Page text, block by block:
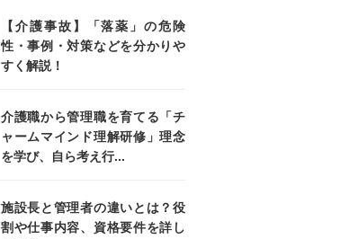
【介護事故】「落薬」の危険
性・事例・対策などを分かりや
すく解説！
介護職から管理職を育てる「チ
ャームマインド理解研修」理念
を学び、自ら考え行...
施設長と管理者の違いとは？役
割や仕事内容、資格要件を詳し